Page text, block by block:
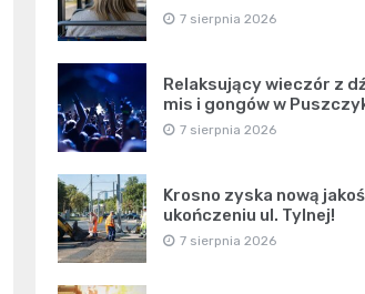
7 sierpnia 2026
Relaksujący wieczór z
mis i gongów w
7 sierpnia 2026
Krosno zyska nową
ukończeniu ul. Tylnej!
7 sierpnia 2026